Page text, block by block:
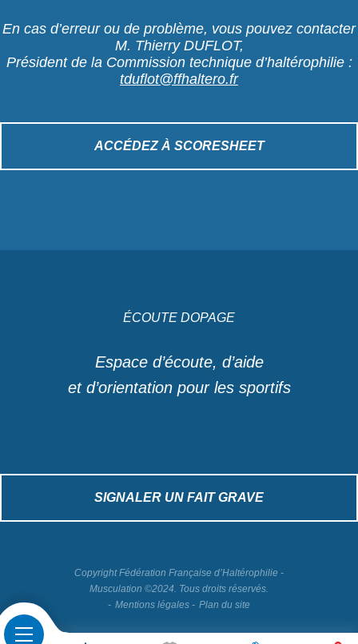
En cas d’erreur ou de problème, vous pouvez contacter
M. Thierry DUFLOT,
Président de la Commission technique d’haltérophilie :
tduflot@ffhaltero.fr
ACCÉDEZ À SCORESHEET
ÉCOUTE DOPAGE
Espace d’écoute, d’aide
et d’orientation pour les sportifs
SIGNALER UN FAIT GRAVE
Copyright Fédération Française d’Haltérophilie -
Musculation ©2024. Tous droits réservés.
Mentions légales
Plan du site